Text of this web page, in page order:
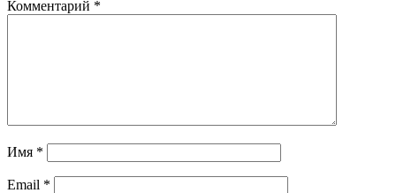
Комментарий *
Имя *
Email *